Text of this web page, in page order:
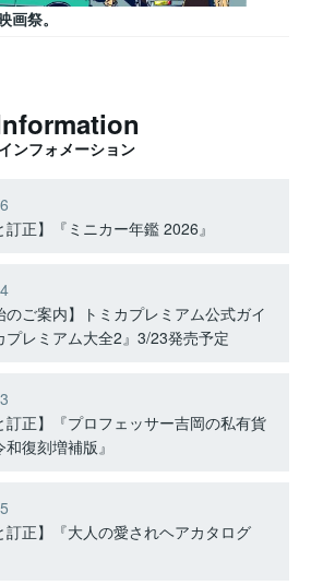
祭。
インフォメーション
訂正】『ミニカー年鑑 2026』
のご案内】トミカプレミアム公式ガイ
プレミアム大全2』3/23発売予定
訂正】『プロフェッサー吉岡の私有貨
復刻増補版』
訂正】『大人の愛されヘアカタログ